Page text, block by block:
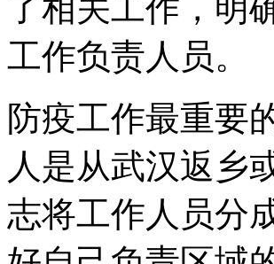
了相关工作，明
工作负责人员。
防疫工作最重要
人是从武汉返乡
志将工作人员分